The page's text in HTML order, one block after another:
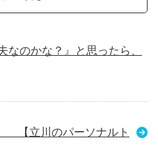
なのかな？』と思ったら、
【立川のパーソナルト